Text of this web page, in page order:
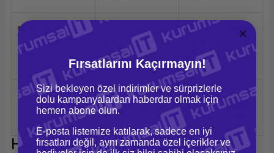
ROI (Üretkenlik)
Zaman tasarrufu
Yazılımda %55,
%577'ye kadar
ROI
Gizlilik
Veri buluta
çıkmak zorunda
Veri yerelde
kalabilir (Shadow
AI riskini azaltır)
Hangi Departman İçin Bu Cihazı
Fırsatlarını Kaçırmayın!
Sizi bekleyen özel indirimler ve sürprizlerle
dolu kampanyalardan haberdar olmak için
hemen abone olun.
E-posta listemize katılarak, sadece en iyi
fırsatları değil, aynı zamanda özel içerikler ve